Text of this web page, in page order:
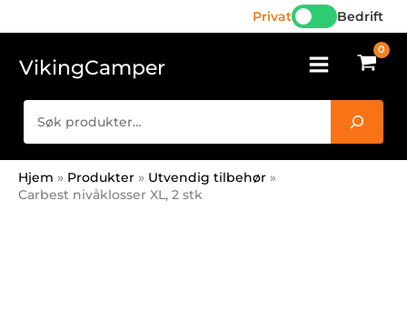
rett
innholdet
Privat Bedrift
VikingCamper
Hjem Produkter
Utvendig tilbehør
Carbest nivåklosser XL, 2 stk